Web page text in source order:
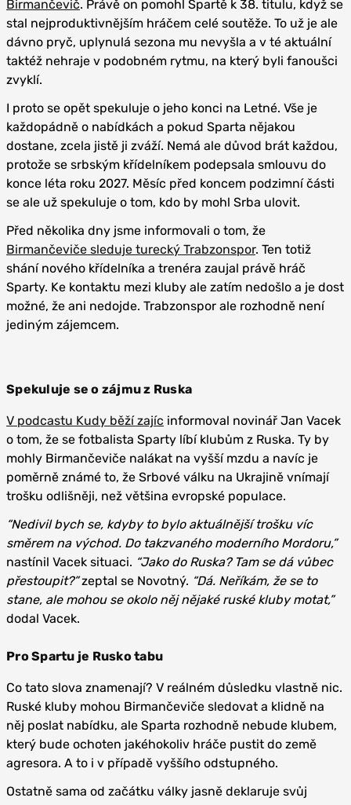
Birmančevič. Právě on pomohl Spartě k 38. titulu, když se
stal nejproduktivnějším hráčem celé soutěže. To už je ale
dávno pryč, uplynulá sezona mu nevyšla a v té aktuální
taktéž nehraje v podobném rytmu, na který byli fanoušci
zvyklí.
I proto se opět spekuluje o jeho konci na Letné. Vše je
každopádně o nabídkách a pokud Sparta nějakou
dostane, zcela jistě ji zváží. Nemá ale důvod brát každou,
protože se srbským křídelníkem podepsala smlouvu do
konce léta roku 2027. Měsíc před koncem podzimní části
se ale už spekuluje o tom, kdo by mohl Srba ulovit.
Před několika dny jsme informovali o tom, že
Birmančeviče sleduje turecký Trabzonspor. Ten totiž
shání nového křídelníka a trenéra zaujal právě hráč
Sparty. Ke kontaktu mezi kluby ale zatím nedošlo a je dost
možné, že ani nedojde. Trabzonspor ale rozhodně není
jediným zájemcem.
Spekuluje se o zájmu z Ruska
V podcastu Kudy běží zajíc informoval novinář Jan Vacek
o tom, že se fotbalista Sparty líbí klubům z Ruska. Ty by
mohly Birmančeviče nalákat na vyšší mzdu a navíc je
poměrně známé to, že Srbové válku na Ukrajině vnímají
trošku odlišněji, než většina evropské populace.
“Nedivil bych se, kdyby to bylo aktuálnější trošku víc
směrem na východ. Do takzvaného moderního Mordoru,”
nastínil Vacek situaci. “Jako do Ruska? Tam se dá vůbec
přestoupit?”zeptal se Novotný. “Dá. Neříkám, že se to
stane, ale mohou se okolo něj nějaké ruské kluby motat,”
dodal Vacek.
Pro Spartu je Rusko tabu
Co tato slova znamenají? V reálném důsledku vlastně nic.
Ruské kluby mohou Birmančeviče sledovat a klidně na
něj poslat nabídku, ale Sparta rozhodně nebude klubem,
který bude ochoten jakéhokoliv hráče pustit do země
agresora. A to i v případě vyššího odstupného.
Ostatně sama od začátku války jasně deklaruje svůj